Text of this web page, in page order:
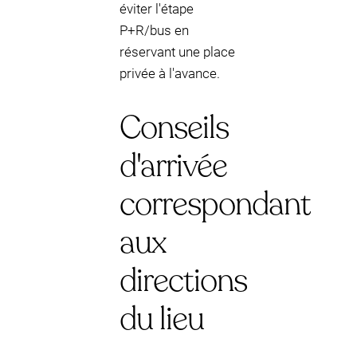
éviter l'étape
P+R/bus en
réservant une place
privée à l'avance.
Conseils
d'arrivée
correspondant
aux
directions
du lieu